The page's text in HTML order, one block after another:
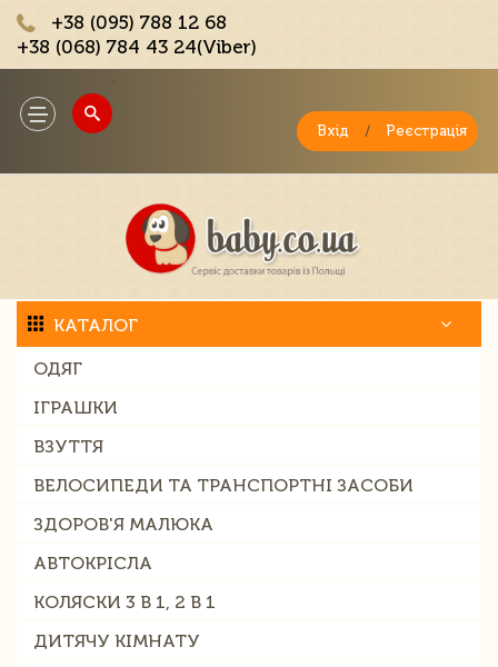
+38 (095) 788 12 68
+38 (068) 784 43 24(Viber)
Toggle
navigation
Вхід / Реєстрація
КАТАЛОГ
ОДЯГ
ІГРАШКИ
ВЗУТТЯ
ВЕЛОСИПЕДИ ТА ТРАНСПОРТНІ ЗАСОБИ
ЗДОРОВ'Я МАЛЮКА
АВТОКРІСЛА
КОЛЯСКИ 3 В 1, 2 В 1
ДИТЯЧУ КІМНАТУ